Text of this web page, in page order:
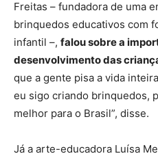
Freitas – fundadora de uma
brinquedos educativos com
infantil –, falou sobre a
desenvolvimento das
que a gente pisa a vida
eu sigo criando brinquedos,
melhor para o Brasil”, disse.
Já a arte-educadora Luísa